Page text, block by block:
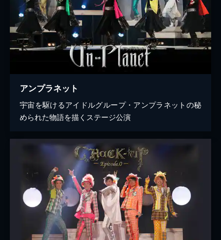
アンプラネット
宇宙を駆けるアイドルグループ・アンプラネットの秘
められた物語を描くステージ公演